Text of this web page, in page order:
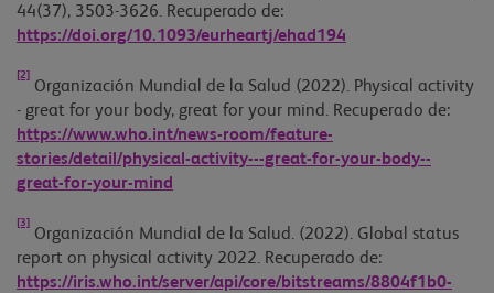
44(37), 3503-3626. Recuperado de:
https://doi.org/10.1093/eurheartj/ehad194
[2]
Organización Mundial de la Salud (2022). Physical activity
- great for your body, great for your mind. Recuperado de:
https://www.who.int/news-room/feature-
stories/detail/physical-activity---great-for-your-body--
great-for-your-mind
[3]
Organización Mundial de la Salud. (2022). Global status
report on physical activity 2022. Recuperado de:
https://iris.who.int/server/api/core/bitstreams/8804f1b0-